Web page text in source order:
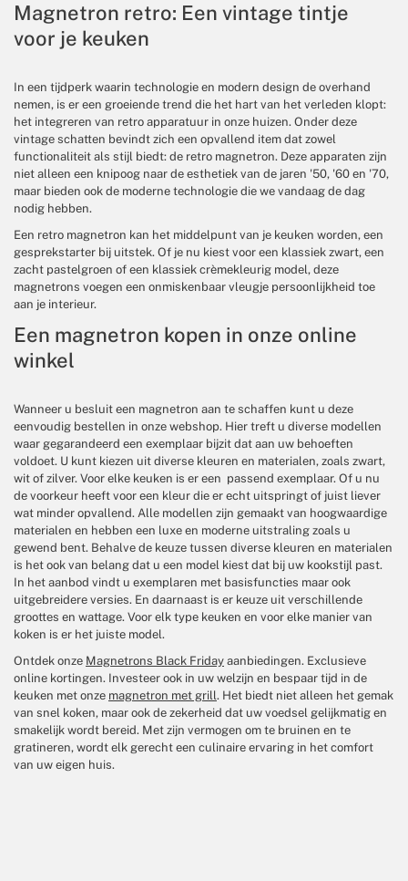
Magnetron retro: Een vintage tintje
voor je keuken
In een tijdperk waarin technologie en modern design de overhand
nemen, is er een groeiende trend die het hart van het verleden klopt:
het integreren van retro apparatuur in onze huizen. Onder deze
vintage schatten bevindt zich een opvallend item dat zowel
functionaliteit als stijl biedt: de retro magnetron. Deze apparaten zijn
niet alleen een knipoog naar de esthetiek van de jaren '50, '60 en '70,
maar bieden ook de moderne technologie die we vandaag de dag
nodig hebben.
Een retro magnetron kan het middelpunt van je keuken worden, een
gesprekstarter bij uitstek. Of je nu kiest voor een klassiek zwart, een
zacht pastelgroen of een klassiek crèmekleurig model, deze
magnetrons voegen een onmiskenbaar vleugje persoonlijkheid toe
aan je interieur.
Een magnetron kopen in onze online
winkel
Wanneer u besluit een magnetron aan te schaffen kunt u deze
eenvoudig bestellen in onze webshop. Hier treft u diverse modellen
waar gegarandeerd een exemplaar bijzit dat aan uw behoeften
voldoet. U kunt kiezen uit diverse kleuren en materialen, zoals zwart,
wit of zilver. Voor elke keuken is er een passend exemplaar. Of u nu
de voorkeur heeft voor een kleur die er echt uitspringt of juist liever
wat minder opvallend. Alle modellen zijn gemaakt van hoogwaardige
materialen en hebben een luxe en moderne uitstraling zoals u
gewend bent. Behalve de keuze tussen diverse kleuren en materialen
is het ook van belang dat u een model kiest dat bij uw kookstijl past.
In het aanbod vindt u exemplaren met basisfuncties maar ook
uitgebreidere versies. En daarnaast is er keuze uit verschillende
groottes en wattage. Voor elk type keuken en voor elke manier van
koken is er het juiste model.
Ontdek onze Magnetrons Black Friday aanbiedingen. Exclusieve
online kortingen. Investeer ook in uw welzijn en bespaar tijd in de
keuken met onze magnetron met grill. Het biedt niet alleen het gemak
van snel koken, maar ook de zekerheid dat uw voedsel gelijkmatig en
smakelijk wordt bereid. Met zijn vermogen om te bruinen en te
gratineren, wordt elk gerecht een culinaire ervaring in het comfort
van uw eigen huis.